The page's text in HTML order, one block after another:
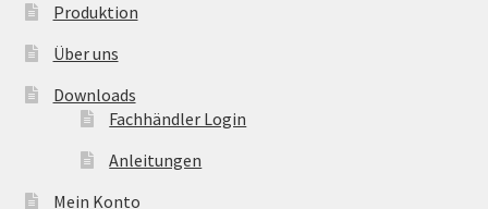
Produktion
Über uns
Downloads
Fachhändler Login
Anleitungen
Mein Konto